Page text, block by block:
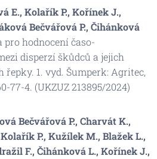
E., Kolařík P., Kořínek J.,
Bečvářová P., Čihánková
pro hodnocení časo-
disperzí škůdců a jejich
1. vyd. Šumperk: Agritec,
77-4. (UKZUZ 213895/2024)
Bečvářová P., Charvát K.,
P., Kužílek M., Blažek L.,
F., Čihánková L., Kořínek J.,